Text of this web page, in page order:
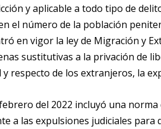
y aplicable a todo tipo de
el número de la población
en vigor la ley de Migración y
sustitutivas a la privación de
respecto de los extranjeros, la
del 2022 incluyó una
a las expulsiones judiciales